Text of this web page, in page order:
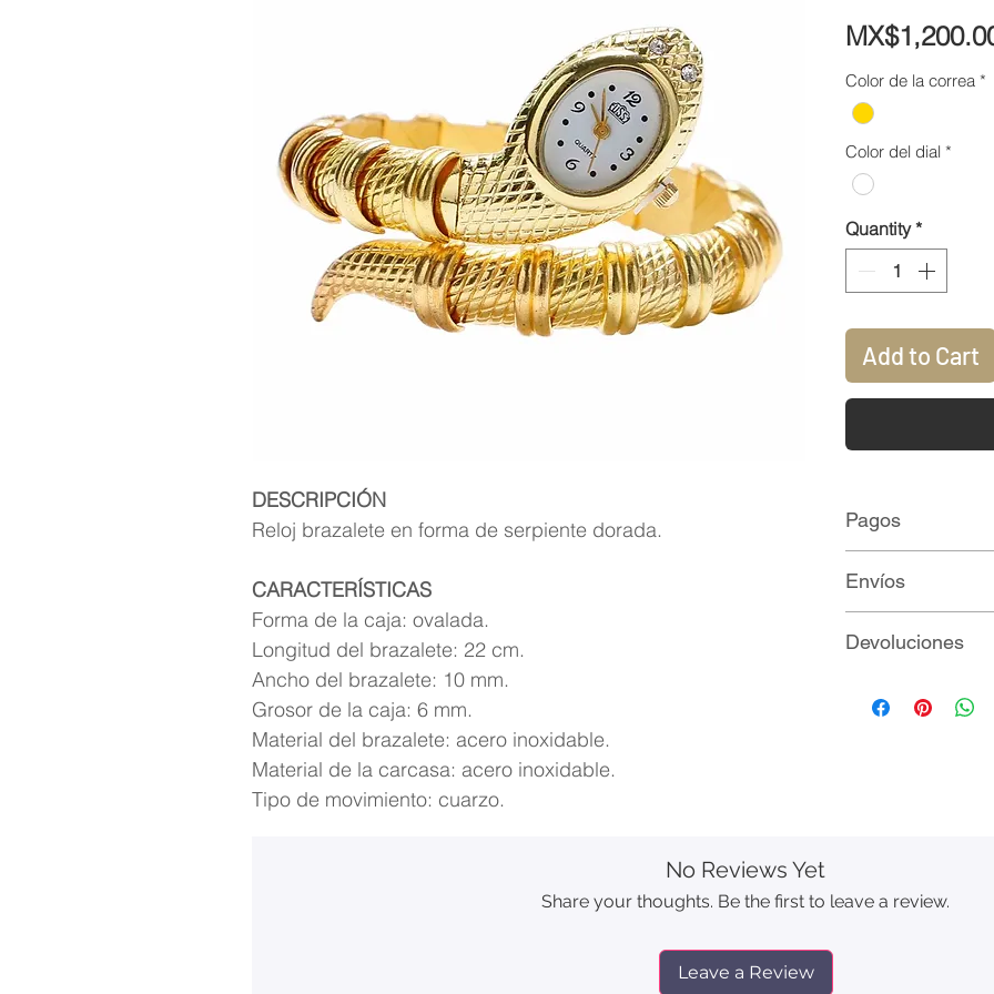
DESCRIPCIÓN
Reloj brazalete en forma de serpiente dorada.
CARACTERÍSTICAS
Forma de la caja: ovalada.
Longitud del brazalete: 22 cm.
Ancho del brazalete: 10 mm.
Grosor de la caja: 6 mm.
Material del brazalete: acero inoxidable.
Material de la carcasa: acero inoxidable.
Tipo de movimiento: cuarzo.
Color de la correa *
Color del dial *
Quantity *
Add to Cart
Pagos
Paypal
Mercadopago
Transferencia
Envíos
Devoluciones
completa
etiquetas
No Reviews Yet
Share your thoughts. Be the first to leave a review.
Leave a Review